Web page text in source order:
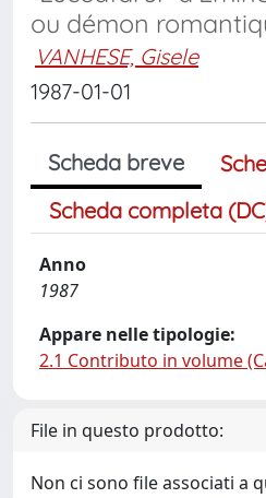
ou démon
VANHESE, Gisele
1987-01-01
Scheda breve
Scheda completa
Anno
1987
Appare nelle tipologie:
2.1 Contributo in volume
File in questo prodotto:
Non ci sono file associati a